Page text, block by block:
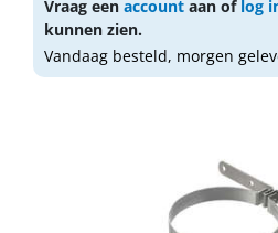
Vraag een account aan of log
kunnen zien.
Vandaag besteld, morgen